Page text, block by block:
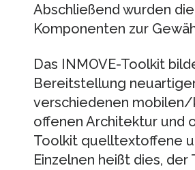
Abschließend wurden
Komponenten zur
Das INMOVE-Toolkit
Bereitstellung
verschiedenen
offenen Architektur und
Toolkit quelltextoffene
Einzelnen heißt dies,